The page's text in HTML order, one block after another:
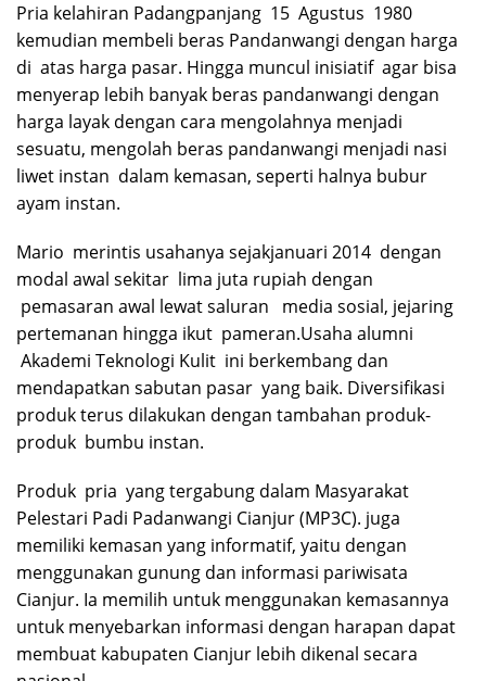
Pria kelahiran Padangpanjang 15 Agustus 1980
kemudian membeli beras Pandanwangi dengan harga
di atas harga pasar. Hingga muncul inisiatif agar bisa
menyerap lebih banyak beras pandanwangi dengan
harga layak dengan cara mengolahnya menjadi
sesuatu, mengolah beras pandanwangi menjadi nasi
liwet instan dalam kemasan, seperti halnya bubur
ayam instan.
Mario merintis usahanya sejakjanuari 2014 dengan
modal awal sekitar lima juta rupiah dengan
pemasaran awal lewat saluran media sosial, jejaring
pertemanan hingga ikut pameran.Usaha alumni
Akademi Teknologi Kulit ini berkembang dan
mendapatkan sabutan pasar yang baik. Diversifikasi
produk terus dilakukan dengan tambahan produk-
produk bumbu instan.
Produk pria yang tergabung dalam Masyarakat
Pelestari Padi Padanwangi Cianjur (MP3C). juga
memiliki kemasan yang informatif, yaitu dengan
menggunakan gunung dan informasi pariwisata
Cianjur. Ia memilih untuk menggunakan kemasannya
untuk menyebarkan informasi dengan harapan dapat
membuat kabupaten Cianjur lebih dikenal secara